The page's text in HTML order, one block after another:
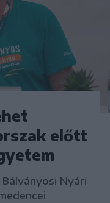
előtt
Nyári